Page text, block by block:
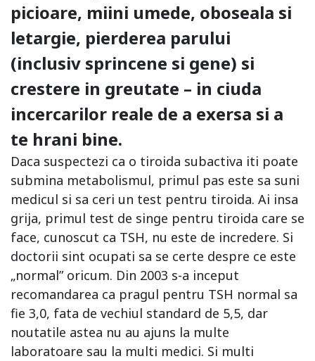
picioare, miini umede, oboseala si
letargie, pierderea parului
(inclusiv sprincene si gene) si
crestere in greutate – in ciuda
incercarilor reale de a exersa si a
te hrani bine.
Daca suspectezi ca o tiroida subactiva iti poate
submina metabolismul, primul pas este sa suni
medicul si sa ceri un test pentru tiroida. Ai insa
grija, primul test de singe pentru tiroida care se
face, cunoscut ca TSH, nu este de incredere. Si
doctorii sint ocupati sa se certe despre ce este
„normal” oricum. Din 2003 s-a inceput
recomandarea ca pragul pentru TSH normal sa
fie 3,0, fata de vechiul standard de 5,5, dar
noutatile astea nu au ajuns la multe
laboratoare sau la multi medici. Si multi